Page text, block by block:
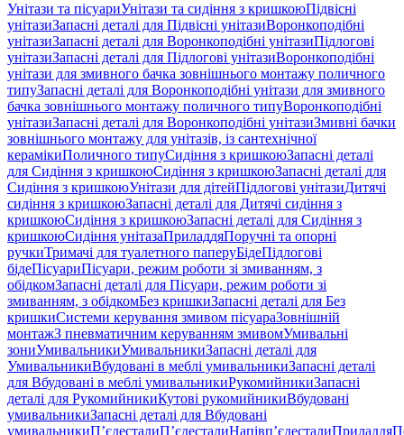
Унітази та пісуариУнітази та сидіння з кришкоюПідвісні
унітазиЗапасні деталі для Підвісні унітазиВоронкоподібні
унітазиЗапасні деталі для Воронкоподібні унітазиПідлогові
унітазиЗапасні деталі для Підлогові унітазиВоронкоподібні
унітази для змивного бачка зовнішнього монтажу поличного
типуЗапасні деталі для Воронкоподібні унітази для змивного
бачка зовнішнього монтажу поличного типуВоронкоподібні
унітазиЗапасні деталі для Воронкоподібні унітазиЗмивні бачки
зовнішнього монтажу для унітазів, із сантехнічної
керамікиПоличного типуСидіння з кришкоюЗапасні деталі
для Сидіння з кришкоюСидіння з кришкоюЗапасні деталі для
Сидіння з кришкоюУнітази для дітейПідлогові унітазиДитячі
сидіння з кришкоюЗапасні деталі для Дитячі сидіння з
кришкоюСидіння з кришкоюЗапасні деталі для Сидіння з
кришкоюСидіння унітазаПриладдяПоручні та опорні
ручкиТримачі для туалетного паперуБідеПідлогові
бідеПісуариПісуари, режим роботи зі змиванням, з
обідкомЗапасні деталі для Пісуари, режим роботи зі
змиванням, з обідкомБез кришкиЗапасні деталі для Без
кришкиСистеми керування змивом пісуараЗовнішній
монтажЗ пневматичним керуванням змивомУмивальні
зониУмивальникиУмивальникиЗапасні деталі для
УмивальникиВбудовані в меблі умивальникиЗапасні деталі
для Вбудовані в меблі умивальникиРукомийникиЗапасні
деталі для РукомийникиКутові рукомийникиВбудовані
умивальникиЗапасні деталі для Вбудовані
умивальникиП’єдесталиП’єдесталиНапівп’єдесталиПриладдя